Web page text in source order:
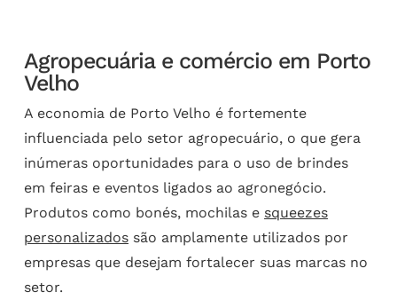
Agropecuária e comércio em Porto
Velho
A economia de Porto Velho é fortemente
influenciada pelo setor agropecuário, o que gera
inúmeras oportunidades para o uso de brindes
em feiras e eventos ligados ao agronegócio.
Produtos como bonés, mochilas e squeezes
personalizados são amplamente utilizados por
empresas que desejam fortalecer suas marcas no
setor.